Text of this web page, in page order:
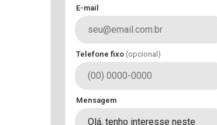
E-mail
Telefone fixo (opcional)
Mensagem